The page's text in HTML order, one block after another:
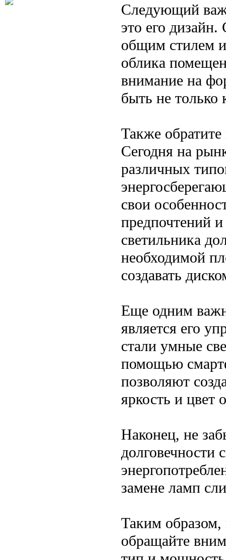
Следующий
это его
общим стилем
облика
внимание на
быть не
Также
Сегодня на
различных
свои
предпочтений
светильника
необходимой
создавать
Еще одним
является его
стали умные
помощью
позволяют
яркость и цвет
Наконец, не
долговечности
замене ламп
Таким образом,
обращайте